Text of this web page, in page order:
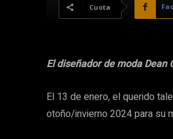
Cuota
El diseñador de moda
El 13 de enero, el querido
otoño/invierno 2024 para su